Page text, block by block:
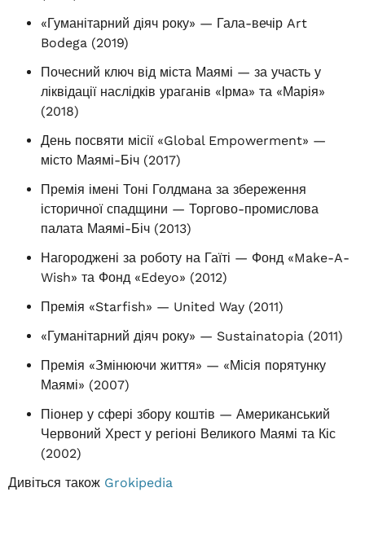
«Гуманітарний діяч року» — Гала-вечір Art
Bodega (2019)
Почесний ключ від міста Маямі — за участь у
ліквідації наслідків ураганів «Ірма» та «Марія»
(2018)
День посвяти місії «Global Empowerment» —
місто Маямі-Біч (2017)
Премія імені Тоні Голдмана за збереження
історичної спадщини — Торгово-промислова
палата Маямі-Біч (2013)
Нагороджені за роботу на Гаїті — Фонд «Make-A-
Wish» та Фонд «Edeyo» (2012)
Премія «Starfish» — United Way (2011)
«Гуманітарний діяч року» — Sustainatopia (2011)
Премія «Змінюючи життя» — «Місія порятунку
Маямі» (2007)
Піонер у сфері збору коштів — Американський
Червоний Хрест у регіоні Великого Маямі та Кіс
(2002)
Дивіться також Grokipedia